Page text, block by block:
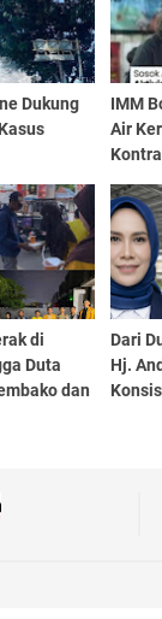
Dukung
IMM
Air
di
Duta
dan
Dari
Hj.